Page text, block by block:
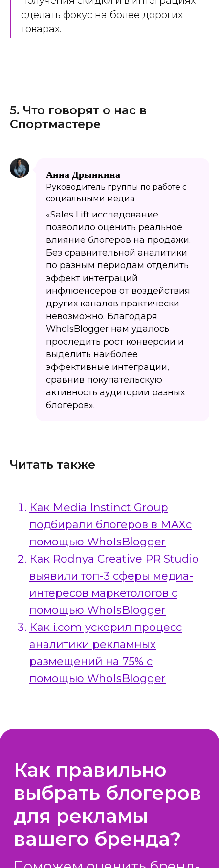
сделать фокус на более дорогих
товарах.
5. Что говорят о нас в
Спортмастере
Анна Дрынкина
Руководитель группы по работе с
социальными медиа
«Sales Lift исследование
позволило оценить реальное
влияние блогеров на продажи.
Без сравнительной аналитики
по разным периодам отделить
эффект интеграций
инфлюенсеров от воздействия
других каналов практически
невозможно. Благодаря
WhoIsBlogger нам удалось
проследить рост конверсии и
выделить наиболее
эффективные интеграции,
сравнив покупательскую
активность аудитории разных
блогеров».
Читать также
Как Media Instinct Group
подбирали блогеров в MAXс
помощью WhoIsBlogger
Как Rodnya Creative PR Studio
выявили топ-3 сферы медиа-
интересов маркетологов с
помощью WhoIsBlogger
Как i.com ускорил процесс
аналитики рекламных
размещений на 75% с
помощью WhoIsBlogger